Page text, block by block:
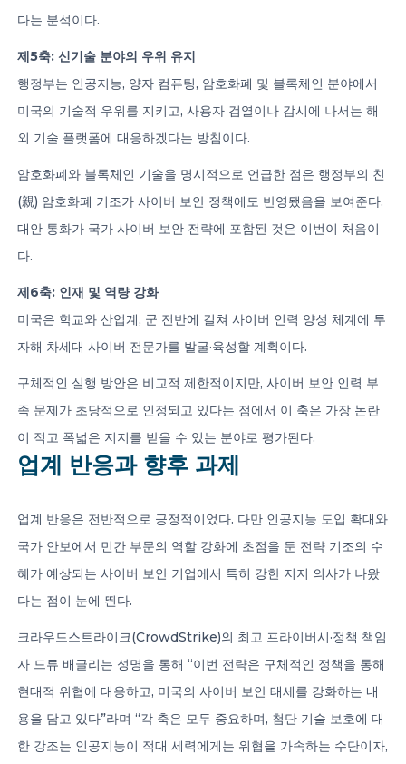
다는 분석이다.
제5축: 신기술 분야의 우위 유지
행정부는 인공지능, 양자 컴퓨팅, 암호화폐 및 블록체인 분야에서
미국의 기술적 우위를 지키고, 사용자 검열이나 감시에 나서는 해
외 기술 플랫폼에 대응하겠다는 방침이다.
암호화폐와 블록체인 기술을 명시적으로 언급한 점은 행정부의 친
(親) 암호화폐 기조가 사이버 보안 정책에도 반영됐음을 보여준다.
대안 통화가 국가 사이버 보안 전략에 포함된 것은 이번이 처음이
다.
제6축: 인재 및 역량 강화
미국은 학교와 산업계, 군 전반에 걸쳐 사이버 인력 양성 체계에 투
자해 차세대 사이버 전문가를 발굴·육성할 계획이다.
구체적인 실행 방안은 비교적 제한적이지만, 사이버 보안 인력 부
족 문제가 초당적으로 인정되고 있다는 점에서 이 축은 가장 논란
이 적고 폭넓은 지지를 받을 수 있는 분야로 평가된다.
업계 반응과 향후 과제
업계 반응은 전반적으로 긍정적이었다. 다만 인공지능 도입 확대와
국가 안보에서 민간 부문의 역할 강화에 초점을 둔 전략 기조의 수
혜가 예상되는 사이버 보안 기업에서 특히 강한 지지 의사가 나왔
다는 점이 눈에 띈다.
크라우드스트라이크(CrowdStrike)의 최고 프라이버시·정책 책임
자 드류 배글리는 성명을 통해 “이번 전략은 구체적인 정책을 통해
현대적 위협에 대응하고, 미국의 사이버 보안 태세를 강화하는 내
용을 담고 있다”라며 “각 축은 모두 중요하며, 첨단 기술 보호에 대
한 강조는 인공지능이 적대 세력에게는 위협을 가속하는 수단이자,